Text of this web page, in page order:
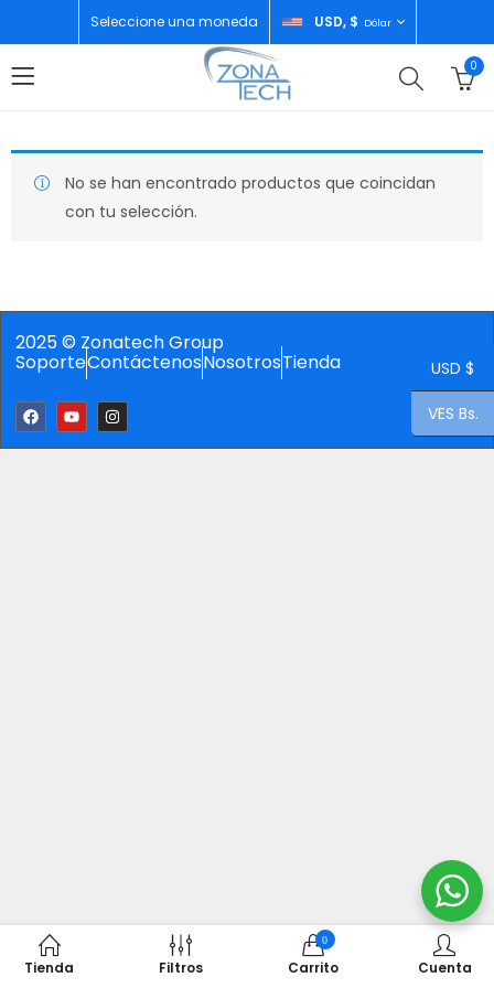
Seleccione una moneda USD, $ Dólar
0
No se han encontrado productos que coincidan
con tu selección.
2025 © Zonatech Group
SoporteContáctenosNosotrosTienda
Tienda Filtros
0
Carrito Cuenta
USD $
VES Bs.